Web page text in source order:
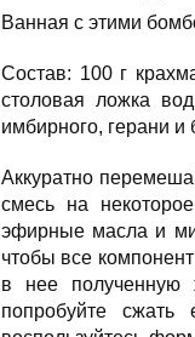
Ванная с этими
Состав: 100 г
столовая ложка
имбирного, герани и
Аккуратно
смесь на
эфирные масла и
чтобы все
в нее полученную
попробуйте